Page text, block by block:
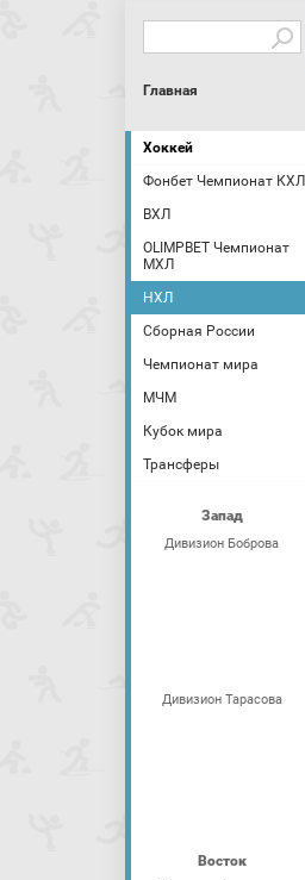
Главная
Хоккей
Фонбет Чемпионат КХЛ
ВХЛ
OLIMPBET Чемпионат
МХЛ
НХЛ
Сборная России
Чемпионат мира
МЧМ
Кубок мира
Трансферы
Запад
Дивизион Боброва
Дивизион Тарасова
Восток